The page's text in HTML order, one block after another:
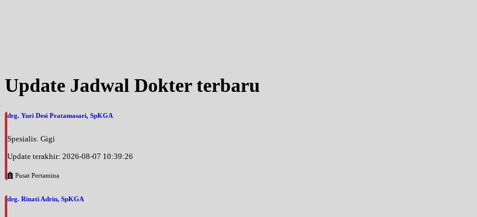
Update Jadwal Dokter terbaru
drg. Yuri Desi Pratamasari, SpKGA
Spesialis: Gigi
Update terakhir: 2026-08-07 10:39:26
Pusat Pertamina
drg. Rinati Adrin, SpKGA